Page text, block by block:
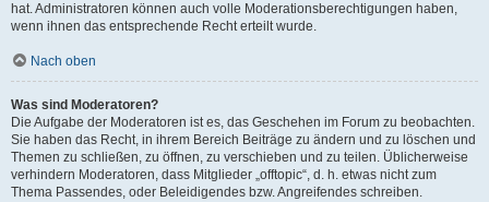
hat. Administratoren können auch volle Moderationsberechtigungen haben,
wenn ihnen das entsprechende Recht erteilt wurde.
Nach oben
Was sind Moderatoren?
Die Aufgabe der Moderatoren ist es, das Geschehen im Forum zu beobachten.
Sie haben das Recht, in ihrem Bereich Beiträge zu ändern und zu löschen und
Themen zu schließen, zu öffnen, zu verschieben und zu teilen. Üblicherweise
verhindern Moderatoren, dass Mitglieder „offtopic“, d. h. etwas nicht zum
Thema Passendes, oder Beleidigendes bzw. Angreifendes schreiben.